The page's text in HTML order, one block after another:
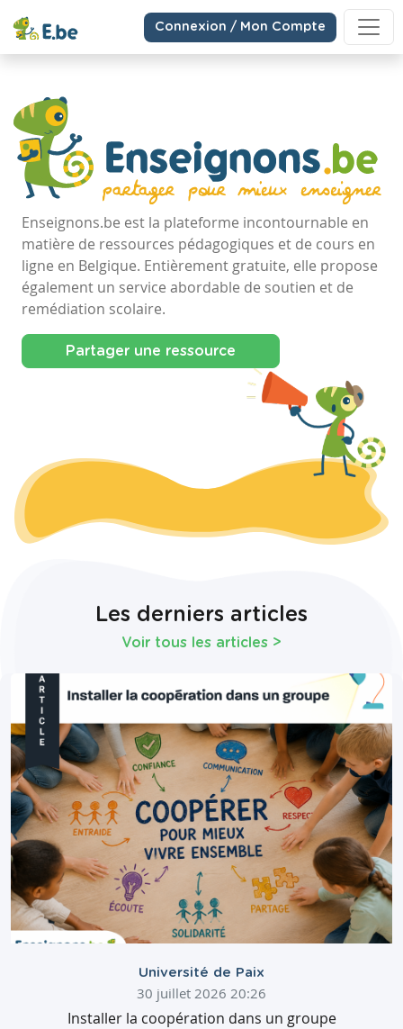
Connexion / Mon Compte
Enseignons.be est la plateforme incontournable en
matière de ressources pédagogiques et de cours en
ligne en Belgique. Entièrement gratuite, elle propose
également un service abordable de soutien et de
remédiation scolaire.
Partager une ressource
Les derniers articles
Voir tous les articles >
Université de Paix
30 juillet 2026 20:26
Installer la coopération dans un groupe